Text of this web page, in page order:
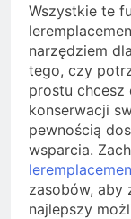
Wszystkie te
narzędziem
tego, czy
prostu chcesz
konserwacji
pewnością
wsparcia.
zasobów, aby
najlepszy